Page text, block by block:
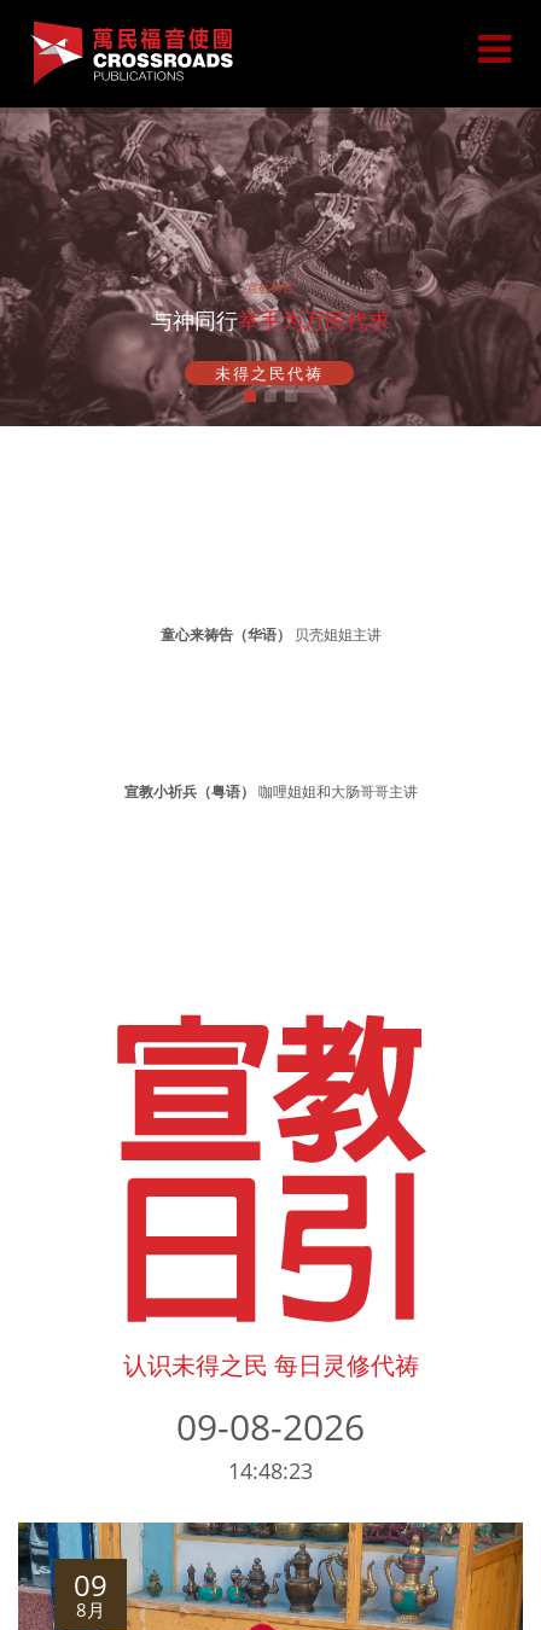
宣教祷告
与神同行举手为万民代求
未得之民代祷
童心来祷告（华语） 贝壳姐姐主讲
宣教小祈兵（粤语） 咖哩姐姐和大肠哥哥主讲
认识未得之民 每日灵修代祷
09-08-2026
14:48:23
09
8月